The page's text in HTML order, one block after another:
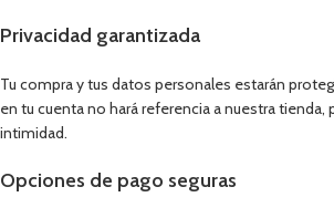
Privacidad garantizada
Tu compra y tus datos personales estarán
en tu cuenta no hará referencia a nuestra
intimidad.
Opciones de pago seguras